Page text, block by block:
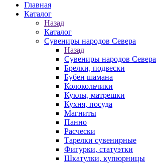
Главная
Каталог
Назад
Каталог
Сувениры народов Севера
Назад
Сувениры народов Севера
Брелки, подвески
Бубен шамана
Колокольчики
Куклы, матрешки
Кухня, посуда
Магниты
Панно
Расчески
Тарелки сувенирные
Фигурки, статуэтки
Шкатулки, купюрницы